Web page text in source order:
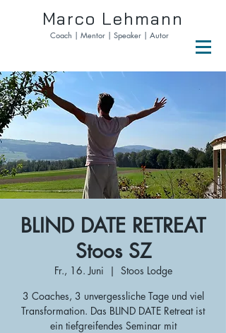
Marco Lehmann
Coach | Mentor | Speaker | Autor
BLIND DATE RETREAT
Stoos SZ
Fr., 16. Juni
  |
Stoos Lodge
3 Coaches, 3 unvergessliche Tage und viel
Transformation. Das BLIND DATE Retreat ist
ein tiefgreifendes Seminar mit